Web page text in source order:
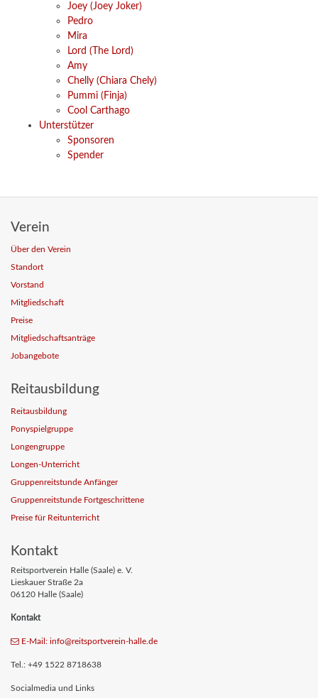
Joey (Joey Joker)
Pedro
Mira
Lord (The Lord)
Amy
Chelly (Chiara Chely)
Pummi (Finja)
Cool Carthago
Unterstützer
Sponsoren
Spender
Verein
Über den Verein
Standort
Vorstand
Mitgliedschaft
Preise
Mitgliedschaftsanträge
Jobangebote
Reitausbildung
Reitausbildung
Ponyspielgruppe
Longengruppe
Longen-Unterricht
Gruppenreitstunde Anfänger
Gruppenreitstunde Fortgeschrittene
Preise für Reitunterricht
Kontakt
Reitsportverein Halle (Saale) e. V.
Lieskauer Straße 2a
06120 Halle (Saale)
Kontakt
E-Mail: info@reitsportverein-halle.de
Tel.: +49 1522 8718638
Socialmedia und Links